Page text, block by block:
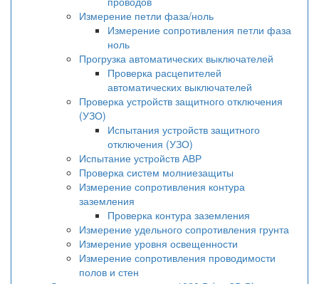
Измерение петли фаза/ноль
Измерение сопротивления петли фаза
ноль
Прогрузка автоматических выключателей
Проверка расцепителей
автоматических выключателей
Проверка устройств защитного отключения
(УЗО)
Испытания устройств защитного
отключения (УЗО)
Испытание устройств АВР
Проверка систем молниезащиты
Измерение сопротивления контура
заземления
Проверка контура заземления
Измерение удельного сопротивления грунта
Измерение уровня освещенности
Измерение сопротивления проводимости
полов и стен